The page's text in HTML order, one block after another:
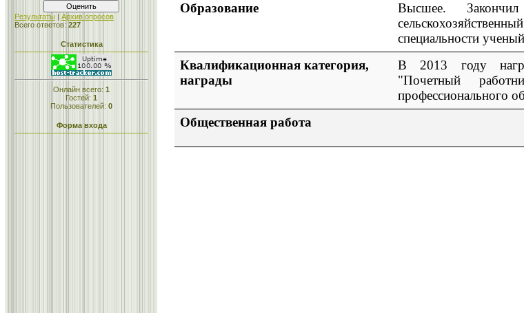
Результаты | Архив опросов
Всего ответов: 227
Статистика
Онлайн всего: 1
Гостей: 1
Пользователей: 0
Форма входа
Образование
Высшее. Закончил
специальности
Квалификационная категория,
награды
В 2013 году
"Почетный
профессионального
Общественная работа